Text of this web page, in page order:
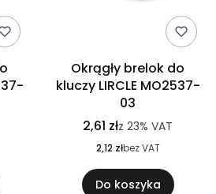
Okrągły brelok do
kluczy LIRCLE MO2537-
03
2,61 złz 23% VAT
2,12 złbez VAT
Do koszyka